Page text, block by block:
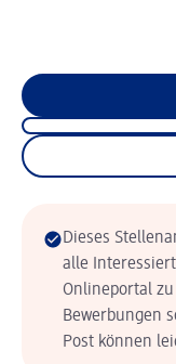
Dieses
alle
Onlineportal
Bewerbungen
Post können